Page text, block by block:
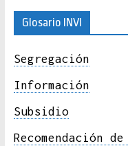
Glosario INVI
Segregación
Información
Subsidio
Recomendación